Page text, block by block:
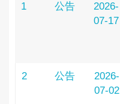
1 公告
2026-
07-17
2 公告
2026-
07-02